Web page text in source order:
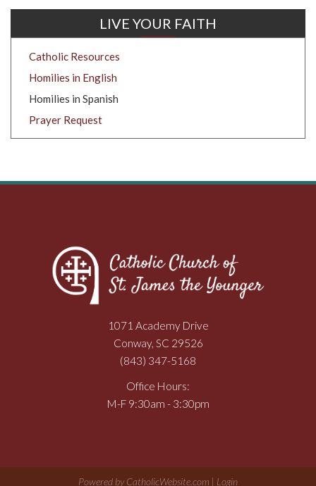
LIVE YOUR FAITH
Catholic Resources
Homilies in English
Homilies in Spanish
Prayer Request
1071 Academy Drive
Conway, SC 29526
(843) 347-5168
Office Hours:
M-F 9:30am - 3:30pm
Powered byCatholicWebsite.com | Login